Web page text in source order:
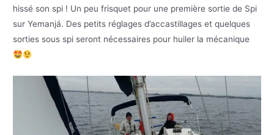
hissé son spi ! Un peu frisquet pour une première sortie de Spi
sur Yemanjá. Des petits réglages d’accastillages et quelques
sorties sous spi seront nécessaires pour huiler la mécanique